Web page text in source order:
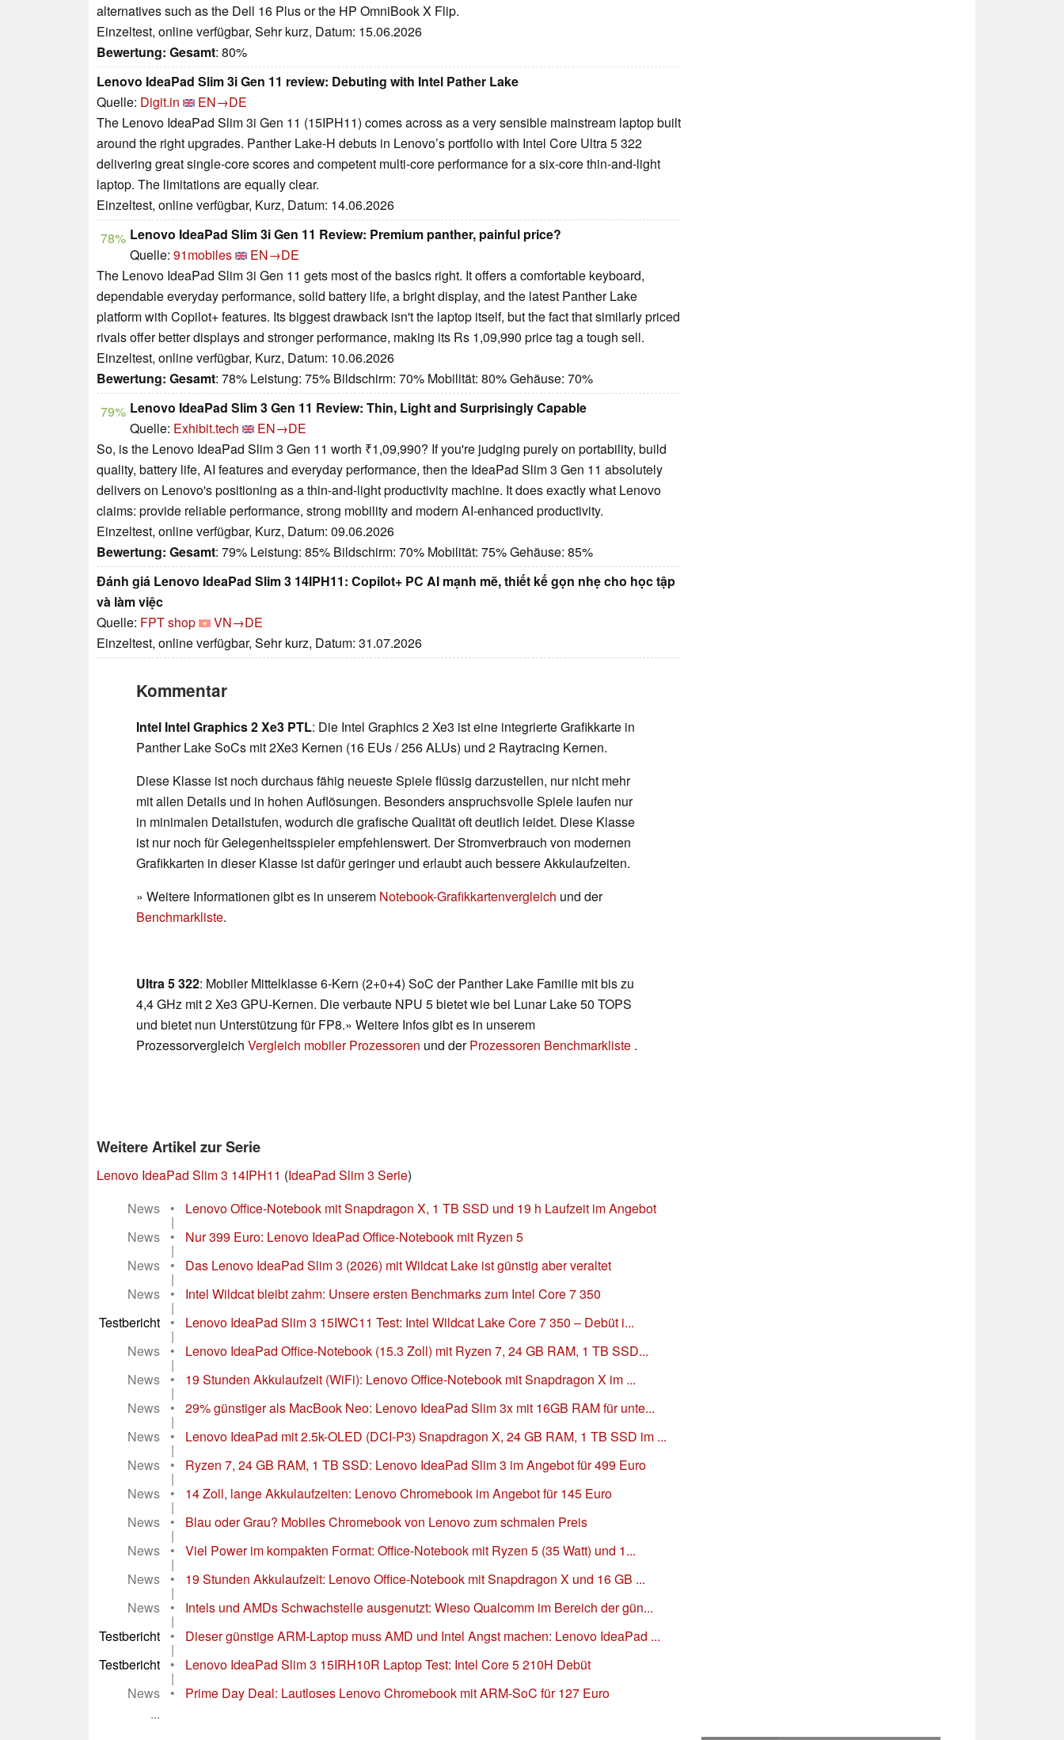
alternatives such as the Dell 16 Plus or the HP OmniBook X Flip.
Einzeltest, online verfügbar, Sehr kurz, Datum: 15.06.2026
Bewertung: Gesamt: 80%
Lenovo IdeaPad Slim 3i Gen 11 review: Debuting with Intel Pather Lake
Quelle: Digit.in
EN→DE
The Lenovo IdeaPad Slim 3i Gen 11 (15IPH11) comes across as a very sensible mainstream laptop built
around the right upgrades. Panther Lake-H debuts in Lenovo’s portfolio with Intel Core Ultra 5 322
delivering great single-core scores and competent multi-core performance for a six-core thin-and-light
laptop. The limitations are equally clear.
Einzeltest, online verfügbar, Kurz, Datum: 14.06.2026
78% Lenovo IdeaPad Slim 3i Gen 11 Review: Premium panther, painful price?
Quelle: 91mobiles
EN→DE
The Lenovo IdeaPad Slim 3i Gen 11 gets most of the basics right. It offers a comfortable keyboard,
dependable everyday performance, solid battery life, a bright display, and the latest Panther Lake
platform with Copilot+ features. Its biggest drawback isn't the laptop itself, but the fact that similarly priced
rivals offer better displays and stronger performance, making its Rs 1,09,990 price tag a tough sell.
Einzeltest, online verfügbar, Kurz, Datum: 10.06.2026
Bewertung: Gesamt: 78% Leistung: 75% Bildschirm: 70% Mobilität: 80% Gehäuse: 70%
79% Lenovo IdeaPad Slim 3 Gen 11 Review: Thin, Light and Surprisingly Capable
Quelle: Exhibit.tech
EN→DE
So, is the Lenovo IdeaPad Slim 3 Gen 11 worth ₹1,09,990? If you're judging purely on portability, build
quality, battery life, AI features and everyday performance, then the IdeaPad Slim 3 Gen 11 absolutely
delivers on Lenovo's positioning as a thin-and-light productivity machine. It does exactly what Lenovo
claims: provide reliable performance, strong mobility and modern AI-enhanced productivity.
Einzeltest, online verfügbar, Kurz, Datum: 09.06.2026
Bewertung: Gesamt: 79% Leistung: 85% Bildschirm: 70% Mobilität: 75% Gehäuse: 85%
Đánh giá Lenovo IdeaPad Slim 3 14IPH11: Copilot+ PC AI mạnh mẽ, thiết kế gọn nhẹ cho học tập
và làm việc
Quelle: FPT shop
VN→DE
Einzeltest, online verfügbar, Sehr kurz, Datum: 31.07.2026
Kommentar
Intel Intel Graphics 2 Xe3 PTL: Die Intel Graphics 2 Xe3 ist eine integrierte Grafikkarte in
Panther Lake SoCs mit 2Xe3 Kernen (16 EUs / 256 ALUs) und 2 Raytracing Kernen.
Diese Klasse ist noch durchaus fähig neueste Spiele flüssig darzustellen, nur nicht mehr
mit allen Details und in hohen Auflösungen. Besonders anspruchsvolle Spiele laufen nur
in minimalen Detailstufen, wodurch die grafische Qualität oft deutlich leidet. Diese Klasse
ist nur noch für Gelegenheitsspieler empfehlenswert. Der Stromverbrauch von modernen
Grafikkarten in dieser Klasse ist dafür geringer und erlaubt auch bessere Akkulaufzeiten.
» Weitere Informationen gibt es in unserem Notebook-Grafikkartenvergleich und der
Benchmarkliste.
Ultra 5 322: Mobiler Mittelklasse 6-Kern (2+0+4) SoC der Panther Lake Familie mit bis zu
4,4 GHz mit 2 Xe3 GPU-Kernen. Die verbaute NPU 5 bietet wie bei Lunar Lake 50 TOPS
und bietet nun Unterstützung für FP8.» Weitere Infos gibt es in unserem
Prozessorvergleich Vergleich mobiler Prozessoren und derProzessoren Benchmarkliste .
Weitere Artikel zur Serie
Lenovo IdeaPad Slim 3 14IPH11 (IdeaPad Slim 3 Serie)
News
• Lenovo Office-Notebook mit Snapdragon X, 1 TB SSD und 19 h Laufzeit im Angebot
|
News
• Nur 399 Euro: Lenovo IdeaPad Office-Notebook mit Ryzen 5
|
News
• Das Lenovo IdeaPad Slim 3 (2026) mit Wildcat Lake ist günstig aber veraltet
|
News
• Intel Wildcat bleibt zahm: Unsere ersten Benchmarks zum Intel Core 7 350
|
Testbericht
• Lenovo IdeaPad Slim 3 15IWC11 Test: Intel Wildcat Lake Core 7 350 – Debüt i...
|
News
• Lenovo IdeaPad Office-Notebook (15.3 Zoll) mit Ryzen 7, 24 GB RAM, 1 TB SSD...
|
News
• 19 Stunden Akkulaufzeit (WiFi): Lenovo Office-Notebook mit Snapdragon X im ...
|
News
• 29% günstiger als MacBook Neo: Lenovo IdeaPad Slim 3x mit 16GB RAM für unte...
|
News
• Lenovo IdeaPad mit 2.5k-OLED (DCI-P3) Snapdragon X, 24 GB RAM, 1 TB SSD im ...
|
News
• Ryzen 7, 24 GB RAM, 1 TB SSD: Lenovo IdeaPad Slim 3 im Angebot für 499 Euro
|
News
• 14 Zoll, lange Akkulaufzeiten: Lenovo Chromebook im Angebot für 145 Euro
|
News
• Blau oder Grau? Mobiles Chromebook von Lenovo zum schmalen Preis
|
News
• Viel Power im kompakten Format: Office-Notebook mit Ryzen 5 (35 Watt) und 1...
|
News
• 19 Stunden Akkulaufzeit: Lenovo Office-Notebook mit Snapdragon X und 16 GB ...
|
News
• Intels und AMDs Schwachstelle ausgenutzt: Wieso Qualcomm im Bereich der gün...
|
Testbericht
• Dieser günstige ARM-Laptop muss AMD und Intel Angst machen: Lenovo IdeaPad ...
|
Testbericht
• Lenovo IdeaPad Slim 3 15IRH10R Laptop Test: Intel Core 5 210H Debüt
|
News
•
Prime Day Deal: Lautloses Lenovo Chromebook mit ARM-SoC für 127 Euro
...